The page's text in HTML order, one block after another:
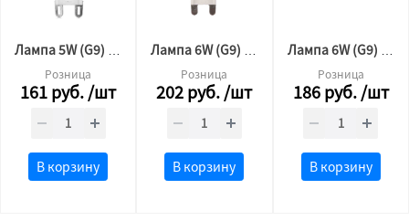
Розница
161руб./шт
В корзину
Розница
202руб./шт
В корзину
Розница
186руб./шт
В корзину